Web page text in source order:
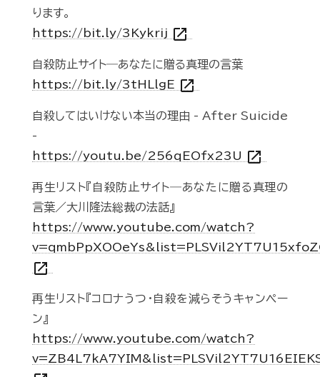
ります。
https://bit.ly/3Kykrij open_in_new
自殺防止サイト―あなたに贈る真理の言葉
https://bit.ly/3tHLlgE open_in_new
自殺してはいけない本当の理由 - After Suicide
-
https://youtu.be/256qEOfx23U open_in_new
再生リスト『自殺防止サイト―あなたに贈る真理の
言葉／大川隆法総裁の法話』
https://www.youtube.com/watch?
open_in_new
再生リスト『コロナうつ・自殺を減らそうキャンペー
ン』
https://www.youtube.com/watch?